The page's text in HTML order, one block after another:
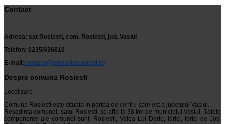
Contact
Adresa: sat Rosiesti, com. Rosiesti, jud. Vaslui
Telefon: 0235/436610
E-mail:contact@primariarosiesti.ro
Despre comuna Rosiesti
Localizare
Comuna Rosiesti este situata in partea de centru spre est a judetului Vaslui.
Resedinta comunei, satul Rosiesti, se afla la 38 km de municipiul Vaslui. Satele
componente ale comunei sunt: Rosiesti, Valea Lui Darie, Idrici, Idrici de Jos,